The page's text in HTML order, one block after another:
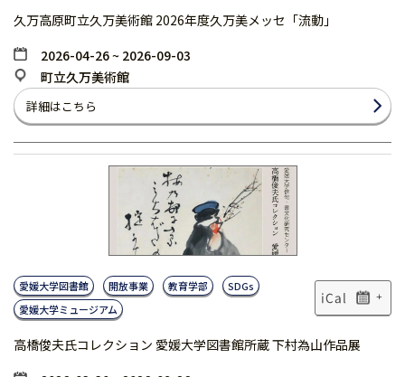
久万高原町立久万美術館 2026年度久万美メッセ「流動」
2026-04-26 ~ 2026-09-03
町立久万美術館
詳細はこちら
愛媛大学図書館 開放事業 教育学部
SDGs
愛媛大学ミュージアム
+
高橋俊夫氏コレクション 愛媛大学図書館所蔵 下村為山作品展